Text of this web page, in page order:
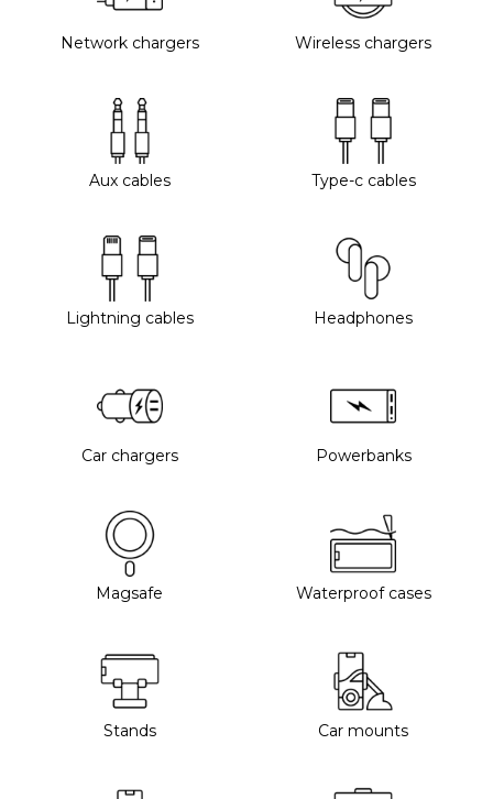
Network chargers Wireless chargers
Aux cables Type-c cables
Lightning cables Headphones
Car chargers Powerbanks
Magsafe Waterproof cases
Stands Car mounts